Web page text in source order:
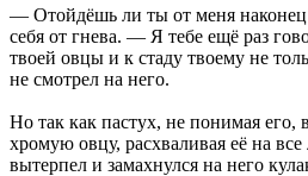
— Отойдёшь ли ты от меня
себя от гнева. — Я тебе ещё раз
твоей овцы и к стаду твоему не
не смотрел на него.
Но так как пастух, не понимая его,
хромую овцу, расхваливая её на
вытерпел и замахнулся на него